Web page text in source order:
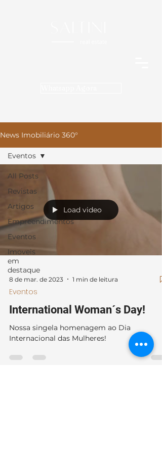
News Imobiliário 360°
All Posts
Revistas
Artigos
Empreendimentos
Eventos
Imoveis
em
destaque
Eventos
Load video
8 de mar. de 2023 1 min de leitura
Eventos
International Woman´s Day!
Nossa singela homenagem ao Dia
Internacional das Mulheres!